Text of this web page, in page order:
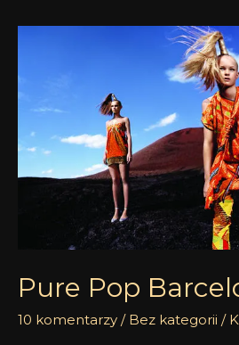
Pure Pop
10 komentarzy / Bez kategorii /